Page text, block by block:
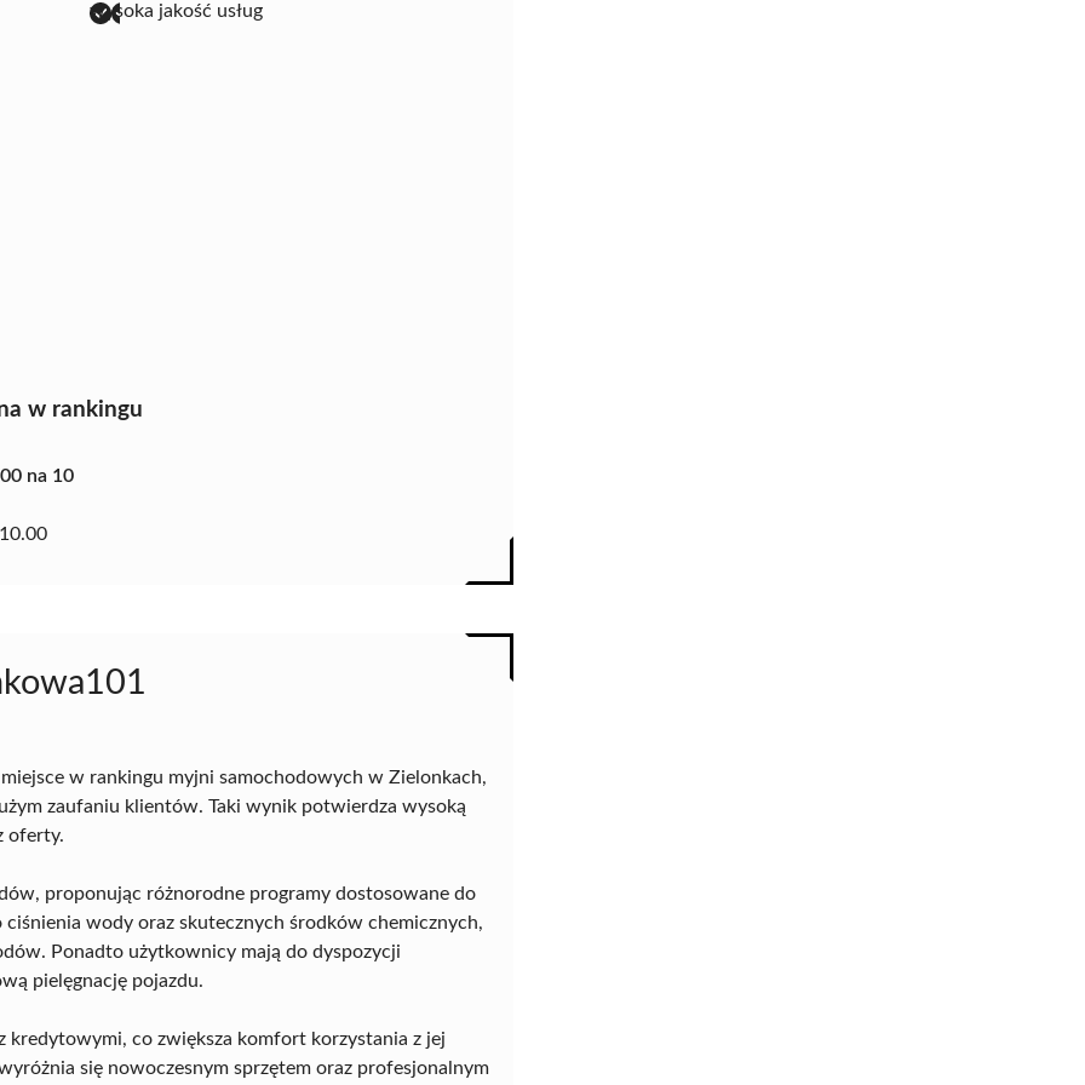
wysoka jakość usług
w rankingu
na 10
10.00
w rankingu myjni samochodowych w Zielonkach,
zaufaniu klientów. Taki wynik potwierdza wysoką
oferty.
proponując różnorodne programy dostosowane do
wody oraz skutecznych środków chemicznych,
Ponadto użytkownicy mają do dyspozycji
pielęgnację pojazdu.
co zwiększa komfort korzystania z jej
się nowoczesnym sprzętem oraz profesjonalnym